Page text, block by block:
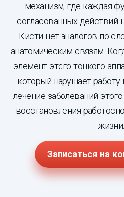
механизм, где каждая
согласованных действий
Кисти нет аналогов по
анатомическим связям.
элемент этого тонкого
который нарушает
лечение заболеваний
восстановления
жизни.
Записаться на